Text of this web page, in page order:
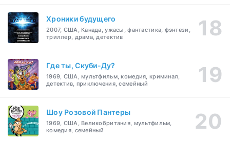
Хроники будущего
2007, США, Канада, ужасы, фантастика, фэнтези,
триллер, драма, детектив
Где ты, Скуби-Ду?
1969, США, мультфильм, комедия, криминал,
детектив, приключения, семейный
Шоу Розовой Пантеры
1969, США, Великобритания, мультфильм,
комедия, семейный